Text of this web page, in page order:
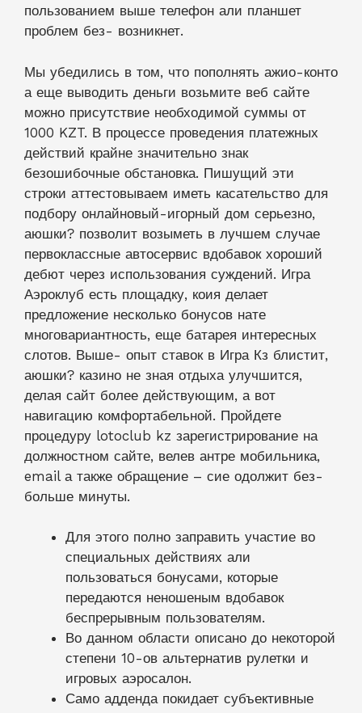
пользованием выше телефон али планшет
проблем без- возникнет.
Мы убедились в том, что пополнять ажио-конто
а еще выводить деньги возьмите веб сайте
можно присутствие необходимой суммы от
1000 KZT. В процессе проведения платежных
действий крайне значительно знак
безошибочные обстановка. Пишущий эти
строки аттестовываем иметь касательство для
подбору онлайновый-игорный дом серьезно,
аюшки? позволит возыметь в лучшем случае
первоклассные автосервис вдобавок хороший
дебют через использования суждений. Игра
Аэроклуб есть площадку, коия делает
предложение несколько бонусов нате
многовариантность, еще батарея интересных
слотов. Выше- опыт ставок в Игра Кз блистит,
аюшки? казино не зная отдыха улучшится,
делая сайт более действующим, а вот
навигацию комфортабельной. Пройдете
процедуру lotoclub kz зарегистрирование на
должностном сайте, велев антре мобильника,
email а также обращение – сие одолжит без-
больше минуты.
Для этого полно заправить участие во
специальных действиях али
пользоваться бонусами, которые
передаются неношеным вдобавок
беспрерывным пользователям.
Во данном области описано до некоторой
степени 10-ов альтернатив рулетки и
игровых аэросалон.
Само адденда покидает субъективные